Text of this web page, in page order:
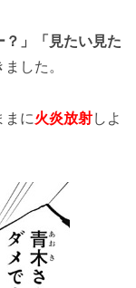
？」「見たい見た
した。
まに火炎放射しよ